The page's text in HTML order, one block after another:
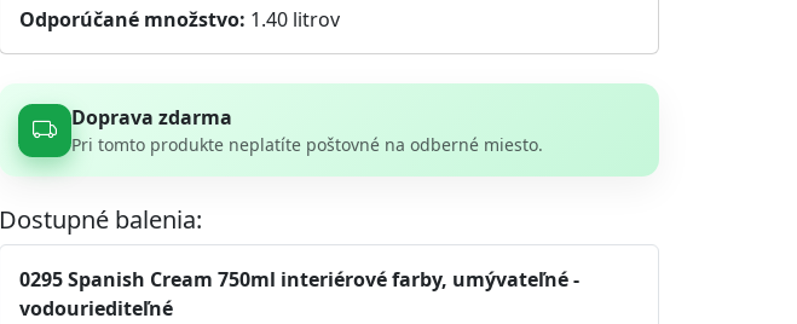
Odporúčané množstvo: 1.40 litrov
Doprava zdarma
Pri tomto produkte neplatíte poštovné na odberné miesto.
Dostupné balenia:
0295 Spanish Cream 750ml interiérové farby, umývateľné -
vodouriediteľné